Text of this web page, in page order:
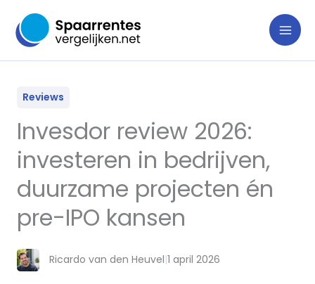
naar
inhoud
Reviews
Invesdor review 2026:
investeren in bedrijven,
duurzame projecten én
pre-IPO kansen
Ricardo van den Heuvel|1 april 2026